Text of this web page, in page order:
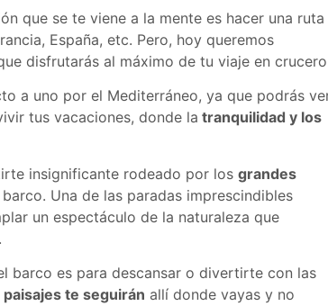
que se te viene a la mente es hacer una ruta
España, etc. Pero, hoy queremos
disfrutarás al máximo de tu viaje en
a uno por el Mediterráneo, ya que podrás
tus vacaciones, donde la tranquilidad y los
insignificante rodeado por losgrandes
Una de las paradas imprescindibles
un espectáculo de la naturaleza que
barco es para descansar o divertirte con las
paisajes te seguirán allí donde vayas y no